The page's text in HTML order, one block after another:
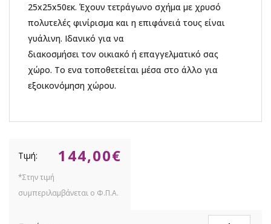
25x25x50εκ. Έχουν τετράγωνο σχήμα με χρυσό
πολυτελές φινίρισμα και η επιφάνειά τους είναι
γυάλινη. Ιδανικό για να
διακοσμήσει τον οικιακό ή επαγγελματικό σας
χώρο. Το ενα τοποθετείται μέσα στο άλλο για
εξοικονόμηση χώρου.
144,00€